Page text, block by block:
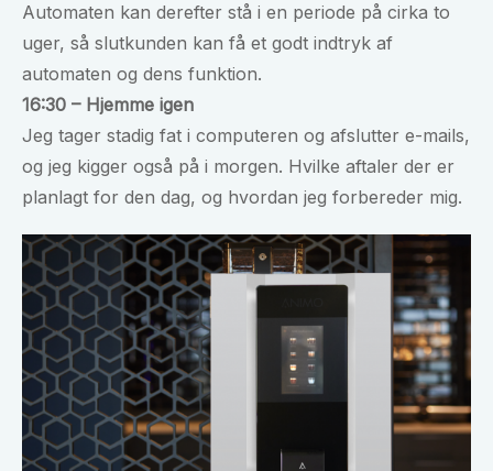
Automaten kan derefter stå i en periode på cirka to
uger, så slutkunden kan få et godt indtryk af
automaten og dens funktion.
16:30 – Hjemme igen
Jeg tager stadig fat i computeren og afslutter e-mails,
og jeg kigger også på i morgen. Hvilke aftaler der er
planlagt for den dag, og hvordan jeg forbereder mig.